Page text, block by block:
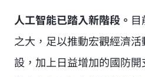
人工智能已踏入新階段。
之大，足以推動宏觀經濟
設，加上日益增加的國防